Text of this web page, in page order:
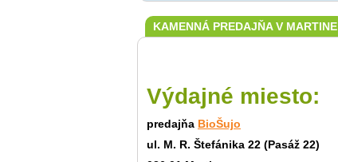
KAMENNÁ PREDAJŇA V MARTINE
Výdajné miesto:
predajňa BioŠujo
ul. M. R. Štefánika 22 (Pasáž 22)